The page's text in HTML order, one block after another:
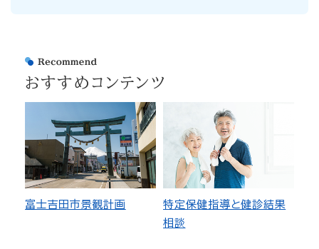
おすすめコンテンツ
富士吉田市景観計画
特定保健指導と健診結果
相談